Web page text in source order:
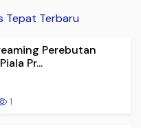
Tepat Terbaru
Perebutan
Pr...
1